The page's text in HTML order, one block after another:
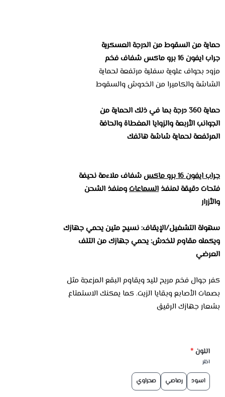
حماية من السقوط من الدرجة العسكرية
جراب ايفون 16 برو ماكس شفاف فخم
مزود بحواف علوية سفلية مرتفعة لحماية
الشاشة والكاميرا من الخدوش والسقوط
حماية 360 درجة بما في ذلك الحماية من
الجوانب الأربعة والزوايا المغطاة والحافة
المرتفعة لحماية شاشة هاتفك
جراب ايفون 16 برو ماكس
شفاف ملاءمة نحيفة
فتحات دقيقة لمنفذ السماعاتومنفذ الشحن
والأزرار
سهولة التشغيل/الإيقاف: نسيج متين يحمي جهازك
ويكمله مقاوم للخدش: يحمي جهازك من التلف
العرضي
كفر جوال فخم مريح لليد ويقاوم البقع المزعجة مثل
بصمات الأصابع وبقايا الزيت. كما يمكنك الاستمتاع
بشعار جهازك الرقيق
اللون*
اختر
اسود رصاصي صحراوي